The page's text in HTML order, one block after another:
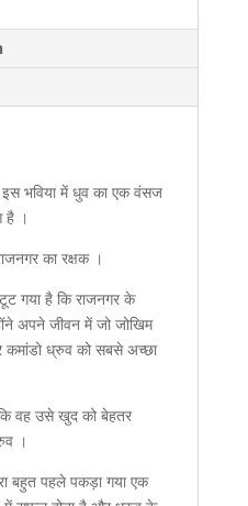
भविया में धुव का एक वंसज
है ।
का रक्षक ।
गया है कि राजनगर के
अपने जीवन में जो जोखिम
कमांडो ध्रुव को सबसे अच्छा
कि वह उसे खुद को बेहतर
।
बहुत पहले पकड़ा गया एक